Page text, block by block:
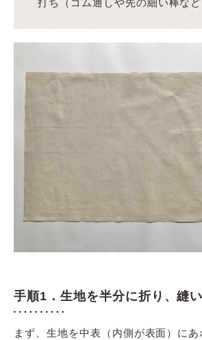
手順1．生地を半分に折り、縫
まず、生地を中表（内側が表面）に